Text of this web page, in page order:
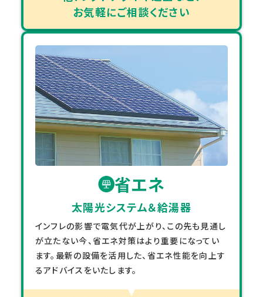
お気軽にご相談ください
省エネ
太陽光システム＆給湯器
インフレの影響で電気代が上がり、この先も見通し
が立たない今、省エネ対策はより重要になってい
ます。最新の設備を活用した、省エネ性能を向上す
るアドバイスをいたします。